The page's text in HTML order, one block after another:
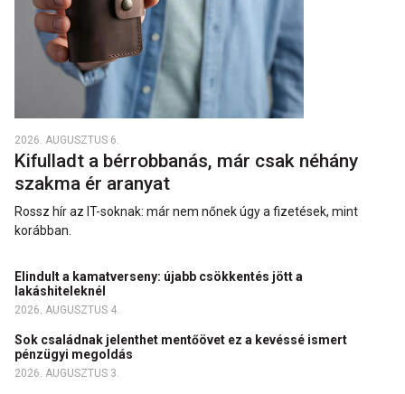
2026. AUGUSZTUS 6.
Kifulladt a bérrobbanás, már csak néhány
szakma ér aranyat
Rossz hír az IT-soknak: már nem nőnek úgy a fizetések, mint
korábban.
Elindult a kamatverseny: újabb csökkentés jött a
lakáshiteleknél
2026. AUGUSZTUS 4.
Sok családnak jelenthet mentőövet ez a kevéssé ismert
pénzügyi megoldás
2026. AUGUSZTUS 3.